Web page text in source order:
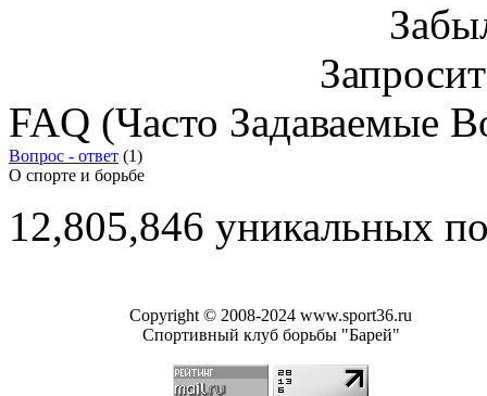
FAQ (Часто Задаваемые
Вопрос - ответ (1)
О спорте и борьбе
12,805,846 уникальных
Copyright © 2008-2024 www.sport36.ru
Спортивный клуб борьбы "Барей"